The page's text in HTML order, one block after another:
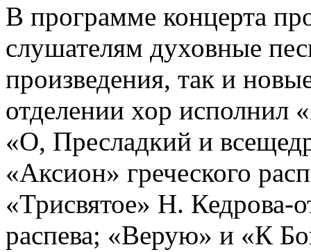
В программе концерта
слушателям духовные
произведения, так и
отделении хор исполнил
«О, Пресладкий и
«Аксион» греческого
«Трисвятое» Н. Кедрова-
распева; «Верую» и «К